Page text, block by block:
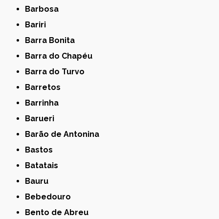
Barbosa
Bariri
Barra Bonita
Barra do Chapéu
Barra do Turvo
Barretos
Barrinha
Barueri
Barão de Antonina
Bastos
Batatais
Bauru
Bebedouro
Bento de Abreu